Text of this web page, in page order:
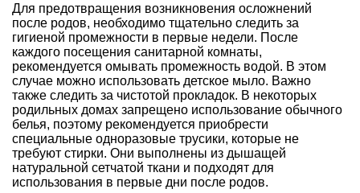
Для предотвращения возникновения осложнений
после родов, необходимо тщательно следить за
гигиеной промежности в первые недели. После
каждого посещения санитарной комнаты,
рекомендуется омывать промежность водой. В этом
случае можно использовать детское мыло. Важно
также следить за чистотой прокладок. В некоторых
родильных домах запрещено использование обычного
белья, поэтому рекомендуется приобрести
специальные одноразовые трусики, которые не
требуют стирки. Они выполнены из дышащей
натуральной сетчатой ткани и подходят для
использования в первые дни после родов.